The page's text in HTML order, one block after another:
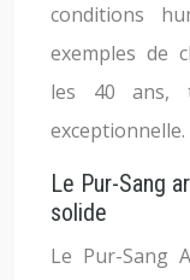
conditions
exemples de
les 40 ans,
exceptionnelle.
Le Pur-Sang
solide
Le Pur-Sang